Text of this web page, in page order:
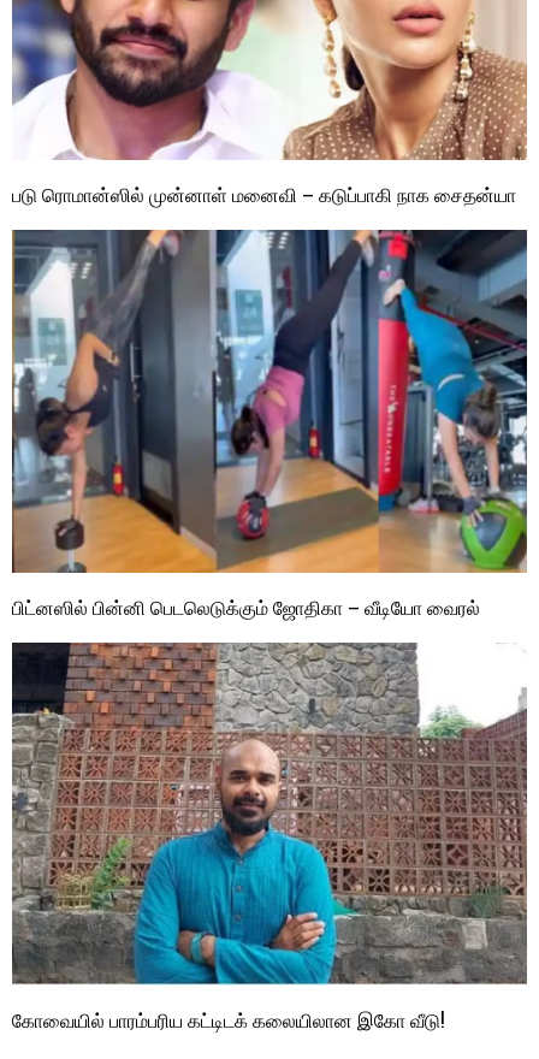
படு ரொமான்ஸில் முன்னாள் மனைவி – கடுப்பாகி நாக சைதன்யா
பிட்னஸில் பின்னி பெடலெடுக்கும் ஜோதிகா – வீடியோ வைரல்
கோவையில் பாரம்பரிய கட்டிடக் கலையிலான இகோ வீடு!